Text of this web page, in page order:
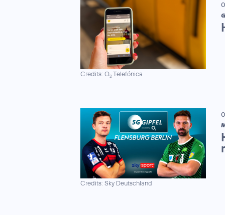
Credits: O2Telefónica
Credits: Sky Deutschland